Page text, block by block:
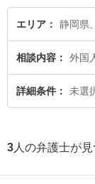
特に弁護士法人GoDo
士法人GoDo 支部藤
弁護士に相談したい
したい』『初回相談
したい』などでお困
エリア 静岡県
相談内容 外国
詳細条件 未選
3 人の弁護士が